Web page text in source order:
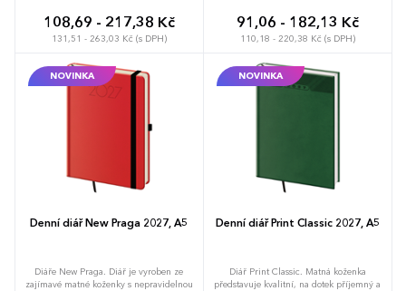
praktická gumička. Povrchový materiál
umožňuje dosáhnout perfektních výsledků
při sleporažbě. Diář obsahuje: osobní
přehled), plánovací kalendář, telefonní
předvolby, státní svátky České a Slovenské
republiky, mezinárodní svátky, roční
108,69 - 217,38 Kč
131,51 - 263,03 Kč (s DPH)
údaje, plánovač dovolené (měsíční
přehled), plánovací kalendář, mezinárodní
svátky, roční výhled, denní layout, adresář
91,06 - 182,13 Kč
110,18 - 220,38 Kč (s DPH)
NOVINKA
Denní diář New Praga 2027, A5
Diáře New Praga. Diář je vyroben ze
zajímavé matné koženky s nepravidelnou
NOVINKA
Denní diář Print Classic 2027, A5
Diář Print Classic. Matná koženka
představuje kvalitní, na dotek příjemný a